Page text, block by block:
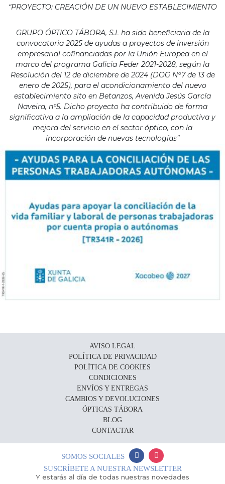
“PROYECTO: CREACIÓN DE UN NUEVO ESTABLECIMIENTO
GRUPO ÓPTICO TÁBORA, S.L ha sido beneficiaria de la
convocatoria 2025 de ayudas a proyectos de inversión
empresarial cofinanciadas por la Unión Europea en el
marco del programa Galicia Feder 2021-2028, según la
Resolución del 12 de diciembre de 2024 (DOG Nº7 de 13 de
enero de 2025), para el acondicionamiento del nuevo
establecimiento sito en Betanzos, Avenida Jesús García
Naveira, nº5. Dicho proyecto ha contribuido de forma
significativa a la ampliación de la capacidad productiva y
mejora del servicio en el sector óptico, con la
incorporación de nuevas tecnologías”
AVISO LEGAL
POLÍTICA DE PRIVACIDAD
POLÍTICA DE COOKIES
CONDICIONES
ENVÍOS Y ENTREGAS
CAMBIOS Y DEVOLUCIONES
ÓPTICAS TÁBORA
BLOG
CONTACTAR
SOMOS SOCIALES
SUSCRÍBETE A NUESTRA NEWSLETTER
Y estarás al día de todas nuestras novedades